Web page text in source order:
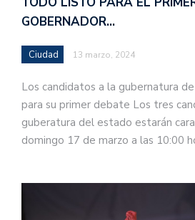
GOBERNADOR…
Ciudad 13 marzo, 2024
Los candidatos a la gubernatura
para su primer debate Los tres
guberatura del estado estarán
domingo 17 de marzo a las 10:00